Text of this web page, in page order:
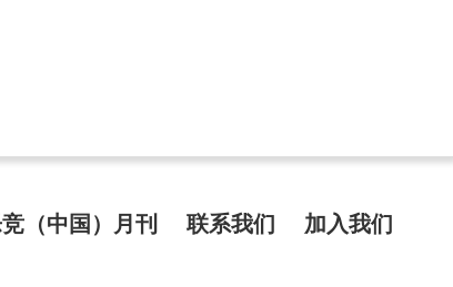
（中国）月刊 联系我们 加入我们